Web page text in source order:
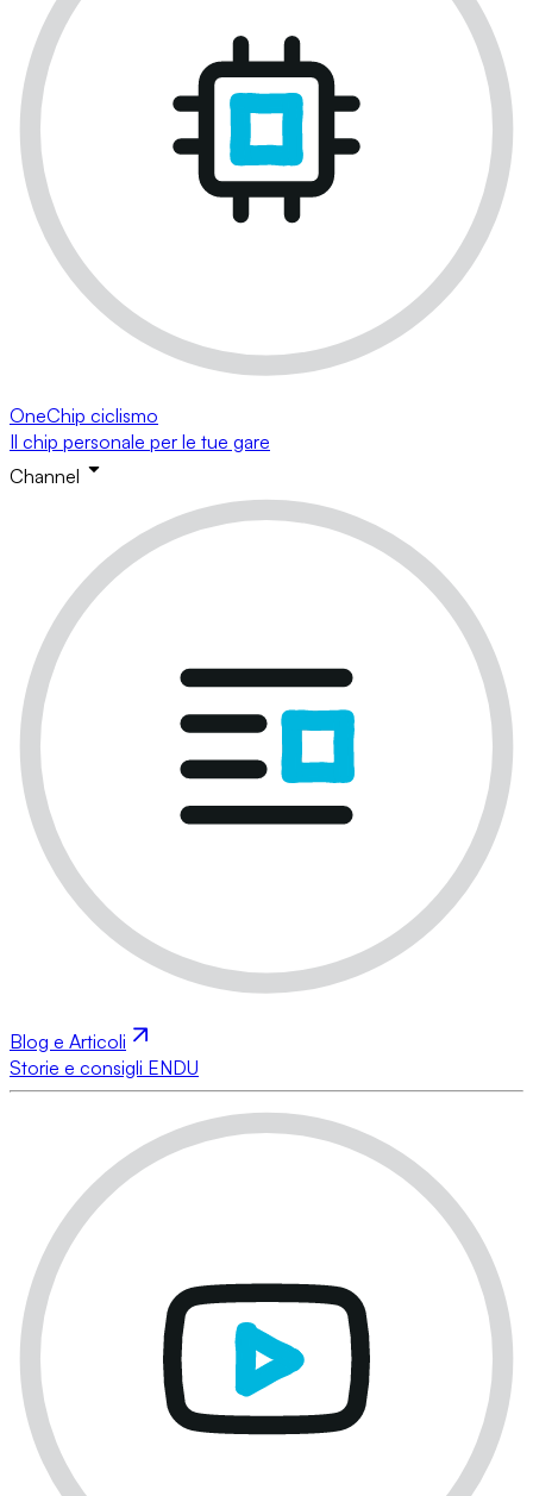
OneChip ciclismo
Il chip personale per le tue gare
Channel
Blog e Articoli
Storie e consigli ENDU